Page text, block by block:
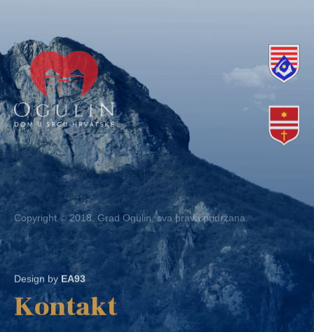
Copyright © 2018. Grad Ogulin, sva prava pridržana.
Design byEA93
Kontakt